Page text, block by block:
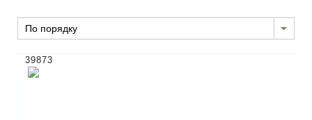
По порядку
39873